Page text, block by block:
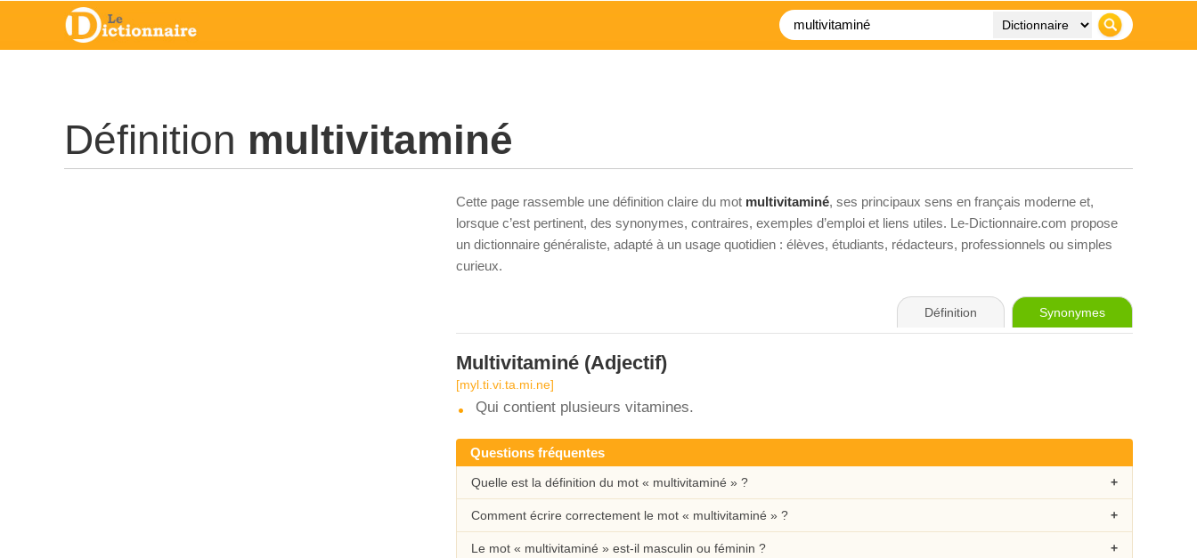
Définition multivitaminé
Cette page rassemble une définition claire du mot multivitaminé, ses principaux sens en français moderne et,
lorsque c’est pertinent, des synonymes, contraires, exemples d’emploi et liens utiles. Le-Dictionnaire.com propose
un dictionnaire généraliste, adapté à un usage quotidien : élèves, étudiants, rédacteurs, professionnels ou simples
curieux.
Définition Synonymes
Multivitaminé (Adjectif)
[myl.ti.vi.ta.mi.ne]
Qui contient plusieurs vitamines.
Questions fréquentes
Quelle est la définition du mot « multivitaminé » ?
Comment écrire correctement le mot « multivitaminé » ?
Le mot « multivitaminé » est-il masculin ou féminin ?